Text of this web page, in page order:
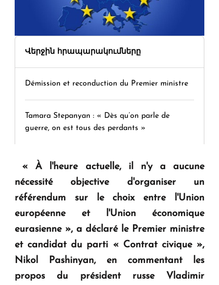
Վերջին հրապարակումները
Démission et reconduction du Premier ministre
Tamara Stepanyan : « Dès qu’on parle de
guerre, on est tous des perdants »
" Tant qu'il n'existe pas d'alternative concrète, la
question d'un référendum ne se pose pas. "
en Arménie
Le premier hôtel Hyatt Regency d'Arménie
ouvrira ses portes à Dilijan
« À l'heure actuelle, il n'y a aucune
nécessité objective d'organiser un
référendum sur le choix entre l'Union
européenne et l'Union économique
eurasienne », a déclaré le Premier ministre
et candidat du parti « Contrat civique »,
Nikol Pashinyan, en commentant les
propos du président russe Vladimir